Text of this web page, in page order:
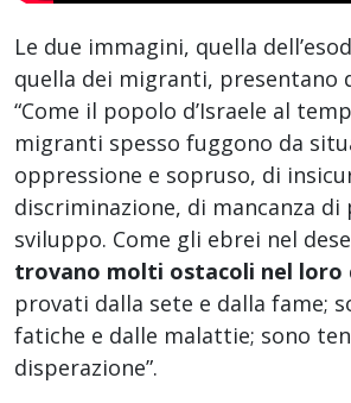
Le due immagini, quella
quella dei migranti, presentano
“Come il popolo d’Israele al
migranti spesso fuggono da
oppressione e sopruso, di
discriminazione, di mancanza
sviluppo. Come gli ebrei nel
trovano molti ostacoli nel loro
provati dalla sete e dalla fame;
fatiche e dalle malattie; sono
disperazione”.